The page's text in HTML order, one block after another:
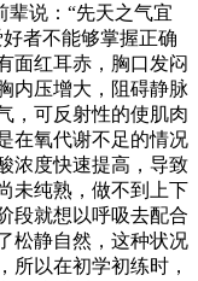
辈说：“先天之气宜
者不能够掌握正确
面红耳赤，胸口发闷
内压增大，阻碍静脉
，可反射性的使肌肉
在氧代谢不足的情况
浓度快速提高，导致
未纯熟，做不到上下
段就想以呼吸去配合
松静自然，这种状况
所以在初学初练时，